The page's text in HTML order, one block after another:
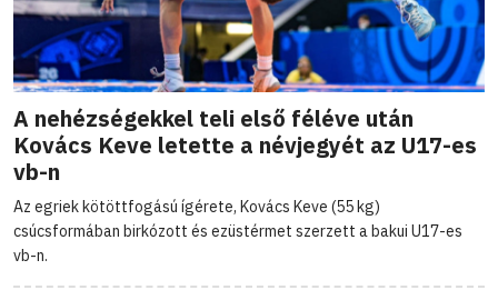
A nehézségekkel teli első féléve után
Kovács Keve letette a névjegyét az U17-es
vb-n
Az egriek kötöttfogású ígérete, Kovács Keve (55 kg)
csúcsformában birkózott és ezüstérmet szerzett a bakui U17-es
vb-n.